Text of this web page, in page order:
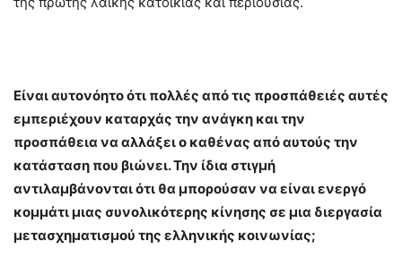
Είναι αυτονόητο ότι πολλές από τις προσπάθειές αυτές
εμπεριέχουν καταρχάς την ανάγκη και την
προσπάθεια να αλλάξει ο καθένας από αυτούς την
κατάσταση που βιώνει. Την ίδια στιγμή
αντιλαμβάνονται ότι θα μπορούσαν να είναι ενεργό
κομμάτι μιας συνολικότερης κίνησης σε μια διεργασία
μετασχηματισμού της ελληνικής κοινωνίας;